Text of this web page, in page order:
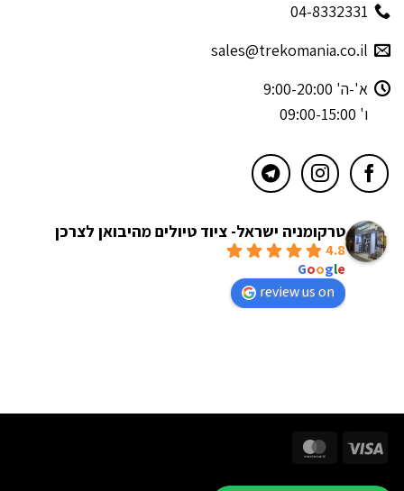
04-8332331
sales@trekomania.co.il
א'-ה' 9:00-20:00
ו' 09:00-15:00
טרקומניה ישראל- ציוד טיולים מהיבואן לצרכן
4.8
Google
review us on
Visa